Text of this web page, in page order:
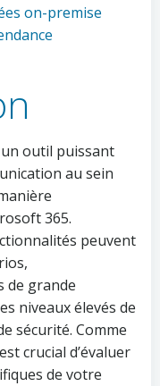
on-premise
outil puissant
au sein
365.
peuvent
de grande
niveaux élevés de
sécurité. Comme
crucial d’évaluer
de votre